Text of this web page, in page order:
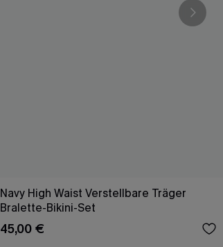
Navy High Waist Verstellbare Träger
Bralette-Bikini-Set
45,00 €